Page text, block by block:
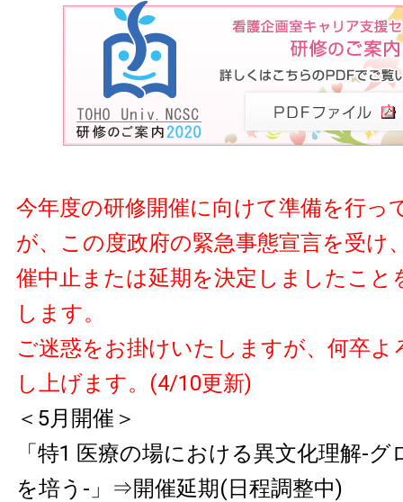
今年度の研修開催に向けて準備を行っ
が、この度政府の緊急事態宣言を受け
催中止または延期を決定しましたこと
します。
ご迷惑をお掛けいたしますが、何卒よ
し上げます。(4/10更新)
＜5月開催＞
「特1 医療の場における異文化理解-
を培う-」⇒開催延期(日程調整中)